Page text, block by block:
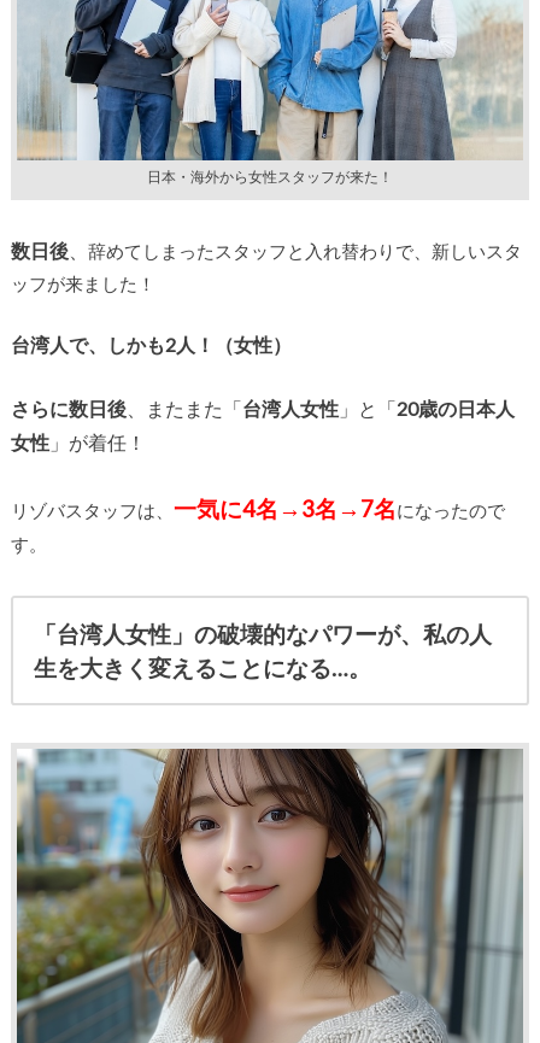
日本・海外から女性スタッフが来た！
数日後、 辞めてしまったスタッフと入れ替わりで、新しいスタ
ッフが来ました！
台湾人で、しかも2人！（女性）
さらに数日後、またまた「台湾人女性」と「20歳の日本人
女性」が着任！
リゾバスタッフは、 一気に4名→3名→7名になったので
す。
「台湾人女性」の破壊的なパワーが、私の人
生を大きく変えることになる…。